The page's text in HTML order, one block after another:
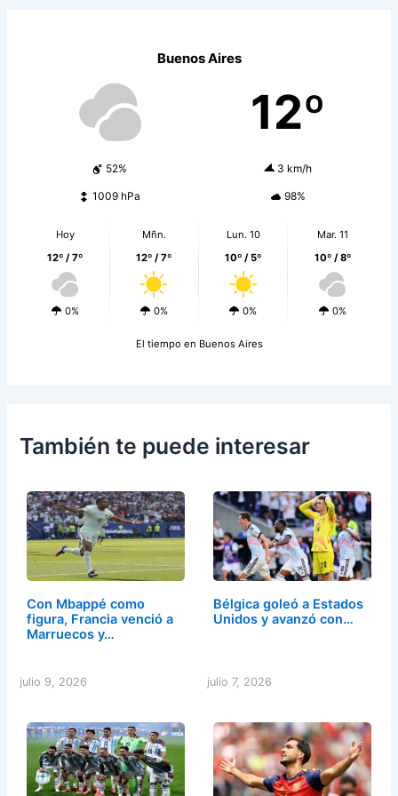
Buenos Aires
12º
52% 3 km/h
1009 hPa 98%
Hoy
12º / 7º
0%
Mñn.
12º / 7º
0%
Lun. 10
10º / 5º
0%
Mar. 11
10º / 8º
0%
El tiempo en Buenos Aires
También te puede interesar
Con Mbappé como
figura, Francia venció a
Marruecos y…
julio 9, 2026
Bélgica goleó a Estados
Unidos y avanzó con…
julio 7, 2026